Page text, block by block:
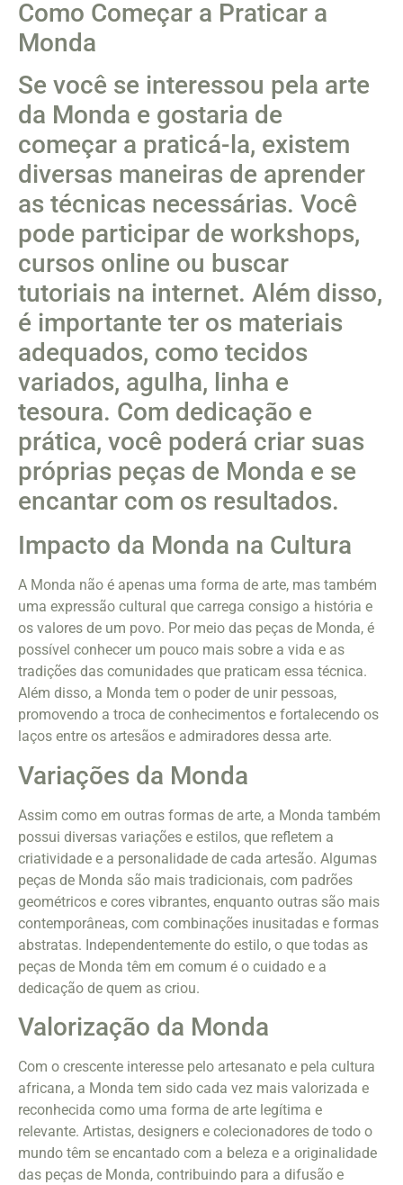
Como Começar a Praticar a
Monda
Se você se interessou pela arte
da Monda e gostaria de
começar a praticá-la, existem
diversas maneiras de aprender
as técnicas necessárias. Você
pode participar de workshops,
cursos online ou buscar
tutoriais na internet. Além disso,
é importante ter os materiais
adequados, como tecidos
variados, agulha, linha e
tesoura. Com dedicação e
prática, você poderá criar suas
próprias peças de Monda e se
encantar com os resultados.
Impacto da Monda na Cultura
A Monda não é apenas uma forma de arte, mas também
uma expressão cultural que carrega consigo a história e
os valores de um povo. Por meio das peças de Monda, é
possível conhecer um pouco mais sobre a vida e as
tradições das comunidades que praticam essa técnica.
Além disso, a Monda tem o poder de unir pessoas,
promovendo a troca de conhecimentos e fortalecendo os
laços entre os artesãos e admiradores dessa arte.
Variações da Monda
Assim como em outras formas de arte, a Monda também
possui diversas variações e estilos, que refletem a
criatividade e a personalidade de cada artesão. Algumas
peças de Monda são mais tradicionais, com padrões
geométricos e cores vibrantes, enquanto outras são mais
contemporâneas, com combinações inusitadas e formas
abstratas. Independentemente do estilo, o que todas as
peças de Monda têm em comum é o cuidado e a
dedicação de quem as criou.
Valorização da Monda
Com o crescente interesse pelo artesanato e pela cultura
africana, a Monda tem sido cada vez mais valorizada e
reconhecida como uma forma de arte legítima e
relevante. Artistas, designers e colecionadores de todo o
mundo têm se encantado com a beleza e a originalidade
das peças de Monda, contribuindo para a difusão e